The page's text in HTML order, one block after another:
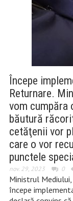
Începe
Returnare.
vom cumpăra
băutură
cetăţenii vor
care o vor
punctele
nov. 29, 2023 0
Ministrul
începe